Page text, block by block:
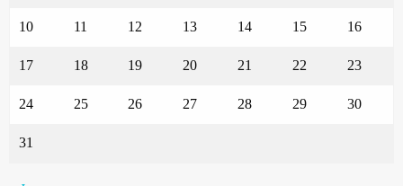
10 11 12 13 14 15 16
17 18 19 20 21 22 23
24 25 26 27 28 29 30
31